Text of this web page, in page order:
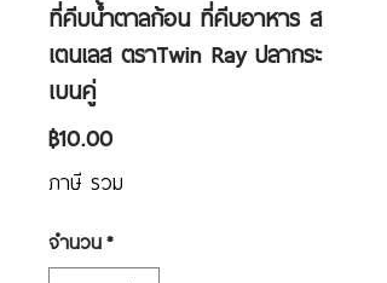
ที่คีบน้ำตาลก้อน ที่คีบอาหาร ส
เตนเลส ตราTwin Ray ปลากระ
เบนคู่
฿10.00ราคา
ภาษี รวม
จำนวน*